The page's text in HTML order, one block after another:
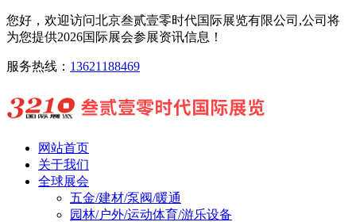
您好，欢迎访问北京叁贰壹零时代国际展览有限公司,公司将
为您提供2026国际展会参展资讯信息！
服务热线： 13621188469
网站首页
关于我们
全球展会
五金/建材/泵阀/暖通
园林/户外/运动体育/游乐设备